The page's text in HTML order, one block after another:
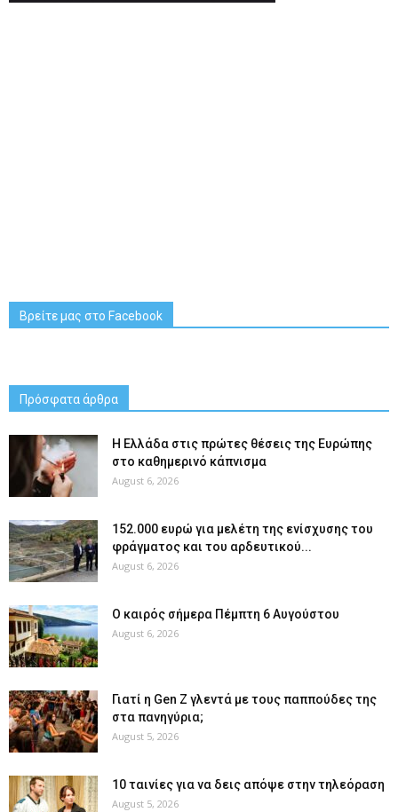
Βρείτε μας στο Facebook
Πρόσφατα άρθρα
Η Ελλάδα στις πρώτες θέσεις της Ευρώπης
στο καθημερινό κάπνισμα
August 6, 2026
152.000 ευρώ για μελέτη της ενίσχυσης του
φράγματος και του αρδευτικού...
August 6, 2026
Ο καιρός σήμερα Πέμπτη 6 Αυγούστου
August 6, 2026
Γιατί η Gen Z γλεντά με τους παππούδες της
στα πανηγύρια;
August 5, 2026
10 ταινίες για να δεις απόψε στην τηλεόραση
August 5, 2026